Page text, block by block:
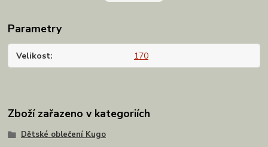
Parametry
Velikost 170
Zboží zařazeno v kategoriích
Dětské oblečení Kugo